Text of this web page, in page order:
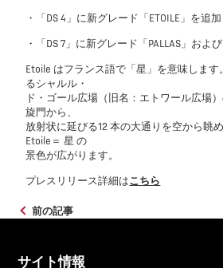
・「DS 4」に新グレード「ETOILE」を追加
・「DS 7」に新グレード「PALLAS」およ
Etoile はフランス語で「星」を意味しま
るシャルル・
ド・ゴール広場（旧名：エトワール広場
旋門から、
放射状に延びる12 本の大通りを空から眺
Etoile＝ 星 の
景色が広がります。
プレスリリース詳細はこちら
前の記事
サイト情報